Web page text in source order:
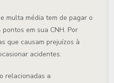
multa média tem de pagar o
em sua CNH. Por
que causam prejuízos à
acidentes.
relacionadas a